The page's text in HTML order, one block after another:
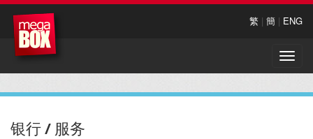
繁 | 簡 | ENG
Toggle
银行 / 服务